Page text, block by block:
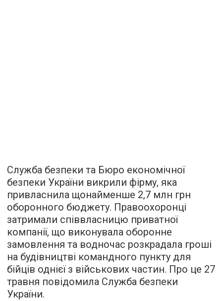
Служба безпеки та Бюро економічної
безпеки України викрили фірму, яка
привласнила щонайменше 2,7 млн грн
оборонного бюджету. Правоохоронці
затримали співвласницю приватної
компанії, що виконувала оборонне
замовлення та водночас розкрадала гроші
на будівництві командного пункту для
бійців однієї з військових частин. Про це 27
травня повідомила Служба безпеки
України.